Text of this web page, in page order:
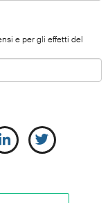
e per gli effetti del